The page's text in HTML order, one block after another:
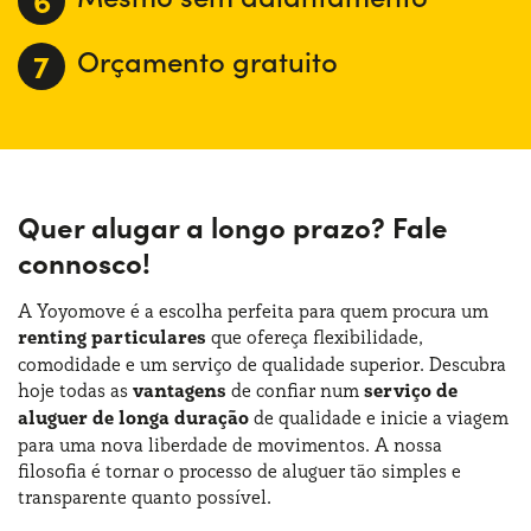
incorrer imediatamente numa grande despesa, pode
sempre considerar o aluguer longa duração particulares
sem adiantamento!
Orçamento gratuito
Quer alugar a longo prazo? Fale
connosco!
A Yoyomove é a escolha perfeita para quem procura um
renting particulares que ofereça flexibilidade,
comodidade e um serviço de qualidade superior. Descubra
hoje todas as vantagens de confiar num serviço de
aluguer de longa duração de qualidade e inicie a viagem
para uma nova liberdade de movimentos. A nossa
filosofia é tornar o processo de aluguer tão simples e
transparente quanto possível.